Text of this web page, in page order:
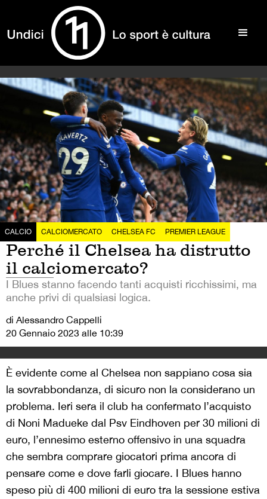
CALCIO CALCIOMERCATO CHELSEA FC PREMIER LEAGUE
Perché il Chelsea ha distrutto
il calciomercato?
I Blues stanno facendo tanti acquisti ricchissimi, ma
anche privi di qualsiasi logica.
di Alessandro Cappelli
20 Gennaio 2023 alle 10:39
È evidente come al Chelsea non sappiano cosa sia
la sovrabbondanza, di sicuro non la considerano un
problema. Ieri sera il club ha confermato l’acquisto
di Noni Madueke dal Psv Eindhoven per 30 milioni di
euro, l’ennesimo esterno offensivo in una squadra
che sembra comprare giocatori prima ancora di
pensare come e dove farli giocare. I Blues hanno
speso più di 400 milioni di euro tra la sessione estiva